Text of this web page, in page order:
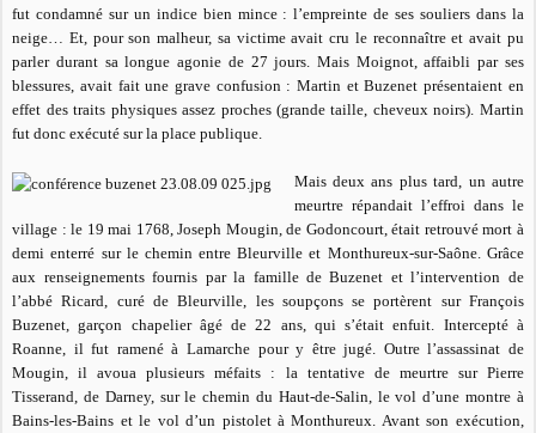
fut condamné sur un indice bien mince : l’empreinte de ses souliers dans la
neige… Et, pour son malheur, sa victime avait cru le reconnaître et avait pu
parler durant sa longue agonie de 27 jours. Mais Moignot, affaibli par ses
blessures, avait fait une grave confusion : Martin et Buzenet présentaient en
effet des traits physiques assez proches (grande taille, cheveux noirs). Martin
fut donc exécuté sur la place publique.
Mais deux ans plus tard, un autre
meurtre répandait l’effroi dans le
village : le 19 mai 1768, Joseph Mougin, de Godoncourt, était retrouvé mort à
demi enterré sur le chemin entre Bleurville et Monthureux-sur-Saône. Grâce
aux renseignements fournis par la famille de Buzenet et l’intervention de
l’abbé Ricard, curé de Bleurville, les soupçons se portèrent sur François
Buzenet, garçon chapelier âgé de 22 ans, qui s’était enfuit. Intercepté à
Roanne, il fut ramené à Lamarche pour y être jugé. Outre l’assassinat de
Mougin, il avoua plusieurs méfaits : la tentative de meurtre sur Pierre
Tisserand, de Darney, sur le chemin du Haut-de-Salin, le vol d’une montre à
Bains-les-Bains et le vol d’un pistolet à Monthureux. Avant son exécution,